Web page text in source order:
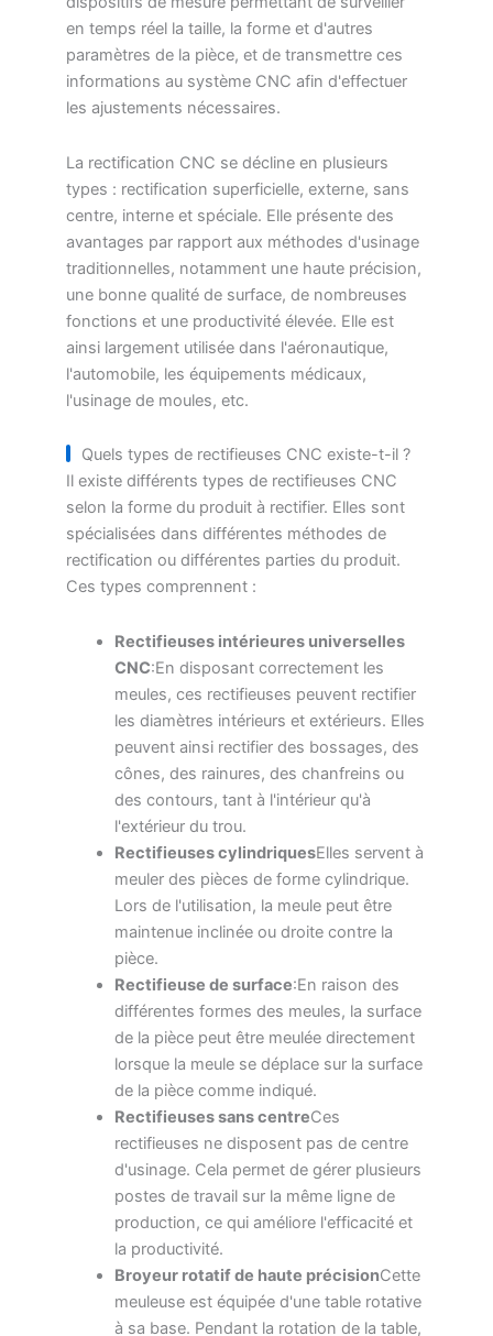
en temps réel la taille, la forme et d'autres
paramètres de la pièce, et de transmettre ces
informations au système CNC afin d'effectuer
les ajustements nécessaires.
La rectification CNC se décline en plusieurs
types : rectification superficielle, externe, sans
centre, interne et spéciale. Elle présente des
avantages par rapport aux méthodes d'usinage
traditionnelles, notamment une haute précision,
une bonne qualité de surface, de nombreuses
fonctions et une productivité élevée. Elle est
ainsi largement utilisée dans l'aéronautique,
l'automobile, les équipements médicaux,
l'usinage de moules, etc.
Quels types de rectifieuses CNC existe-t-il ?
Il existe différents types de rectifieuses CNC
selon la forme du produit à rectifier. Elles sont
spécialisées dans différentes méthodes de
rectification ou différentes parties du produit.
Ces types comprennent :
Rectifieuses intérieures universelles
CNC:En disposant correctement les
meules, ces rectifieuses peuvent rectifier
les diamètres intérieurs et extérieurs. Elles
peuvent ainsi rectifier des bossages, des
cônes, des rainures, des chanfreins ou
des contours, tant à l'intérieur qu'à
l'extérieur du trou.
Rectifieuses cylindriquesElles servent à
meuler des pièces de forme cylindrique.
Lors de l'utilisation, la meule peut être
maintenue inclinée ou droite contre la
pièce.
Rectifieuse de surface:En raison des
différentes formes des meules, la surface
de la pièce peut être meulée directement
lorsque la meule se déplace sur la surface
de la pièce comme indiqué.
Rectifieuses sans centreCes
rectifieuses ne disposent pas de centre
d'usinage. Cela permet de gérer plusieurs
postes de travail sur la même ligne de
production, ce qui améliore l'efficacité et
la productivité.
Broyeur rotatif de haute précisionCette
meuleuse est équipée d'une table rotative
à sa base. Pendant la rotation de la table,